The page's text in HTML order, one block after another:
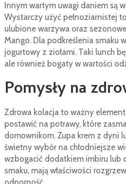
Innym wartym uwagi daniem są
Wystarczy użyć pełnoziarnistej
ulubione warzywa oraz
Mango. Dla podkreślenia smaku
jogurtowy z ziołami. Taki lunch
ale również bogaty w wartości
Pomysły na
Zdrowa kolacja to ważny
postawić na potrawy, które
domownikom. Zupa krem z dyni
świetny wybór na chłodniejsze
wzbogacić dodatkiem imbiru lub
smaku, mają właściwości